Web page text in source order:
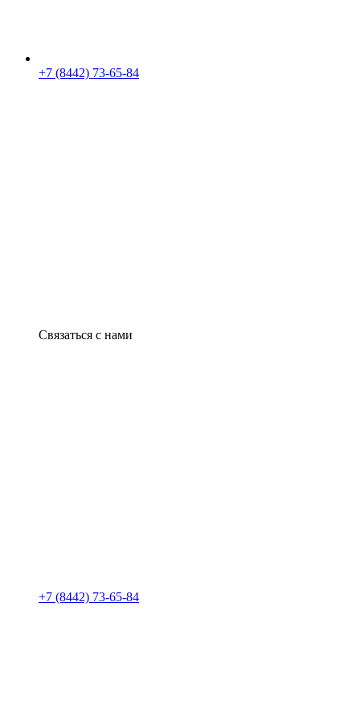
+7 (8442) 73-65-84
Связаться с нами
+7 (8442) 73-65-84